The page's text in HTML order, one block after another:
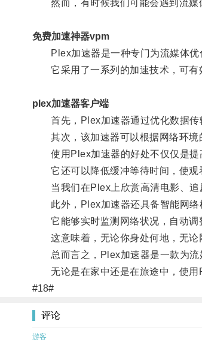
然而，有时候我们可能会遇到流媒
免费加速神器vpm
Plex加速器是一种专门为流媒体优
它采用了一系列的加速技术，可有
plex加速器客户端
首先，Plex加速器通过优化数据传
其次，该加速器可以根据网络环境
使用Plex加速器的好处不仅仅是提
它还可以降低缓冲等待时间，使观
当我们在Plex上欣赏高清电影、追
此外，Plex加速器还具备智能网络
它能够实时监测网络状况，自动调
这意味着，无论你身处何地，无论
总而言之，Plex加速器是一款为流
无论是在家中还是在旅途中，使用
#18#
评论
游客